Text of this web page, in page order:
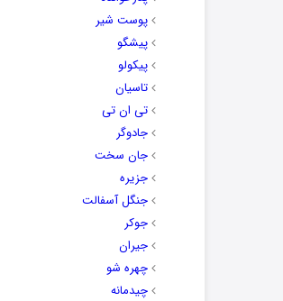
پوست شیر
پیشگو
پیکولو
تاسیان
تی ان تی
جادوگر
جان سخت
جزیره
جنگل آسفالت
جوکر
جیران
چهره شو
چیدمانه